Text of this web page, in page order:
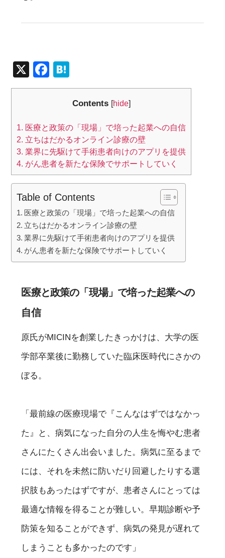
X
F
a
b
o
o
k
at
e
a
Contents [hide]
1. 医療と政策の「現場」で培った起業への自信
2. 立ちはだかるオンライン診療の壁
3. 業界に先駆けて手術患者向けのアプリを提供
4. がん患者を新たな保険でサポートしていく
Table of Contents
医療と政策の「現場」で培った起業への自信
立ちはだかるオンライン診療の壁
業界に先駆けて手術患者向けのアプリを提供
がん患者を新たな保険でサポートしていく
医療と政策の「現場」で培った起業への
自信
原氏がMICINを創業したきっかけは、大学の医
学部卒業後に勤務していた臨床医時代にさかの
ぼる。
「最前線の医療現場で『こんなはずではなかっ
た』と、病気になった自分の人生を悔やむ患者
さんにたくさん出会いました。病気に至るまで
には、それを未然に防いだり回避したりする選
択肢もあったはずですが、患者さんにとっては
最適な情報を得ることが難しい。早期診断や予
防策を知ることができず、病気の発見が遅れて
しまうことも多かったのです」